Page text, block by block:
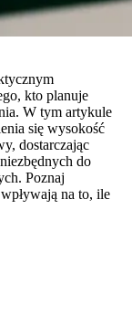
kto planuje
W tym artykule
się wysokość
dostarczając
do
Poznaj
na to, ile